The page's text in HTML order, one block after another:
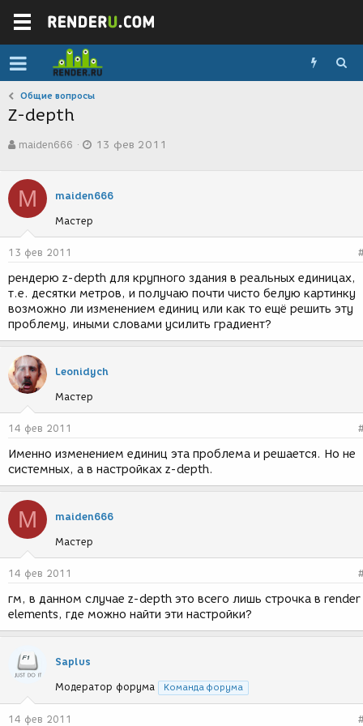
Общие вопросы
Z-depth
в
о
р
т
е
м
ы
maiden666
а
с
д
и
я
13 фев 2011
M maiden666
Мастер
13 фев 2011
рендерю z-depth для крупного здания в реальных единицах,
т.е. десятки метров, и получаю почти чисто белую картинку
возможно ли изменением единиц или как то ещё решить эту
проблему, иными словами усилить градиент?
Leonidych
Мастер
14 фев 2011
Именно изменением единиц эта проблема и решается. Но не
системных, а в настройках z-depth.
M maiden666
Мастер
14 фев 2011
гм, в данном случае z-depth это всего лишь строчка в render
elements, где можно найти эти настройки?
Saplus
Модератор форума Команда форума
14 фев 2011